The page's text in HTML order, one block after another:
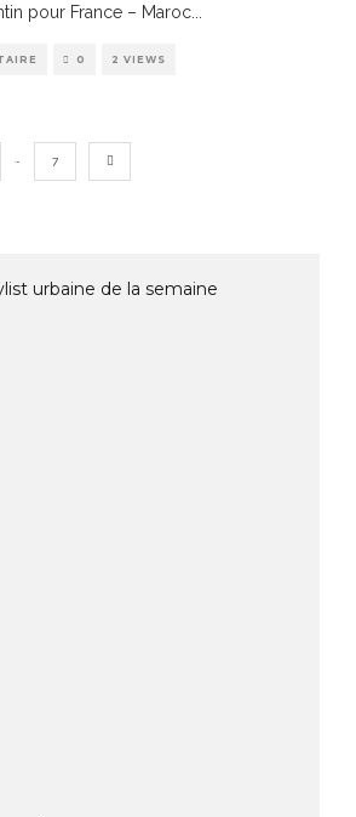
pour France – Maroc
0 2 VIEWS
7
urbaine de la semaine